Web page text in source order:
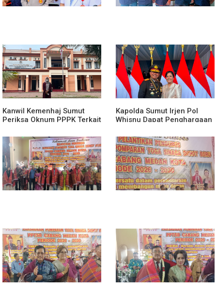
Kanwil Kemenhaj Sumut
Periksa Oknum PPPK Terkait
Magang Di Kantor Kemenhaj
Palas
Kapolda Sumut Irjen Pol
Whisnu Dapat Penghargaan
Prabowo Subianto